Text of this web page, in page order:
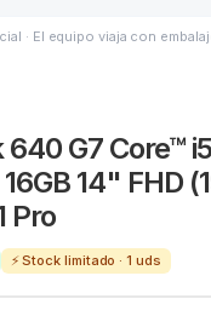
· El equipo viaja con
640 G7 Core™
14" FHD
Pro
⚡ Stock limitado · 1 uds